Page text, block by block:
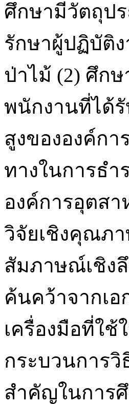
ศึกษามีวัตถุป
รักษาผู้ปฏิบัติ
ป่าไม้ (2) ศึก
พนักงานที่ได้
สูงขององค์กา
ทางในการธ
องค์การอุตสา
วิจัยเชิงคุณภ
สัมภาษณ์เชิง
ค้นคว้าจากเ
เครื่องมือที่ใ
กระบวนการ
สำคัญในการ